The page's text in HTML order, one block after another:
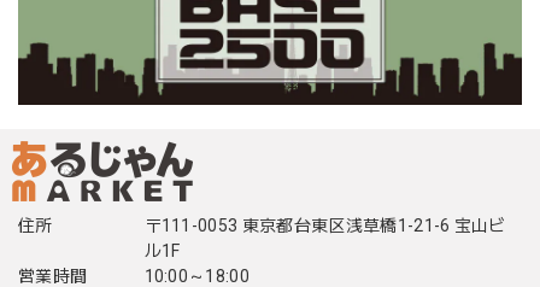
住所
〒111-0053 東京都台東区浅草橋1-21-6 宝山ビ
ル1F
営業時間
10:00～18:00